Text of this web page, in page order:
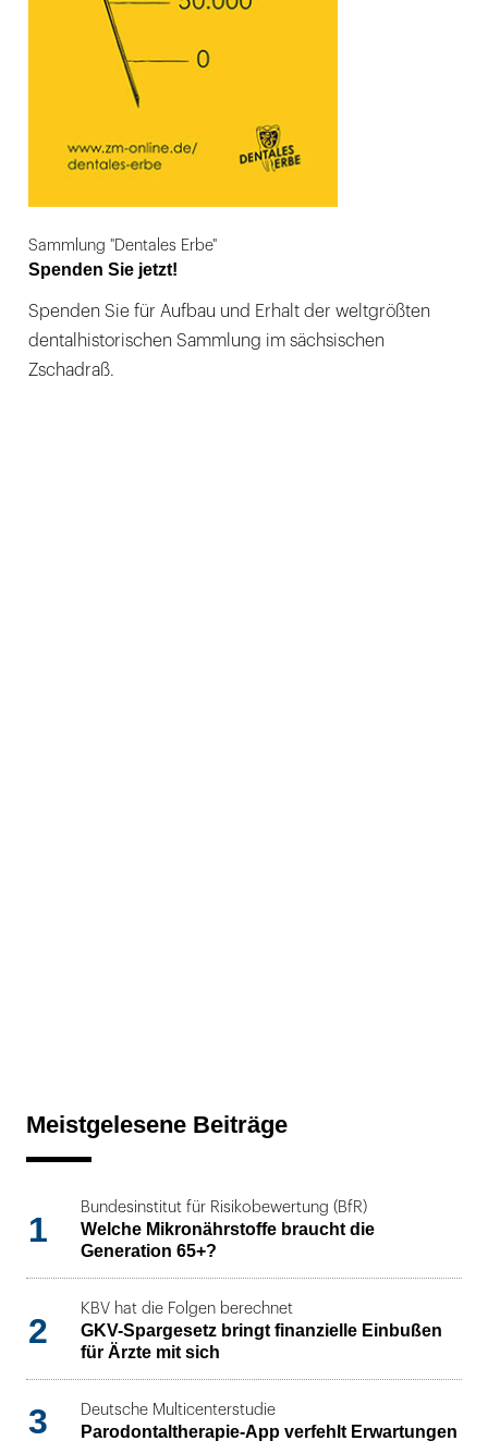
Sammlung "Dentales Erbe"
Spenden Sie jetzt!
Spenden Sie für Aufbau und Erhalt der weltgrößten
dentalhistorischen Sammlung im sächsischen
Zschadraß.
Meistgelesene Beiträge
1
Bundesinstitut für Risikobewertung (BfR)
Welche Mikronährstoffe braucht die
Generation 65+?
2
KBV hat die Folgen berechnet
GKV-Spargesetz bringt finanzielle Einbußen
für Ärzte mit sich
3 Deutsche Multicenterstudie
Parodontaltherapie-App verfehlt Erwartungen